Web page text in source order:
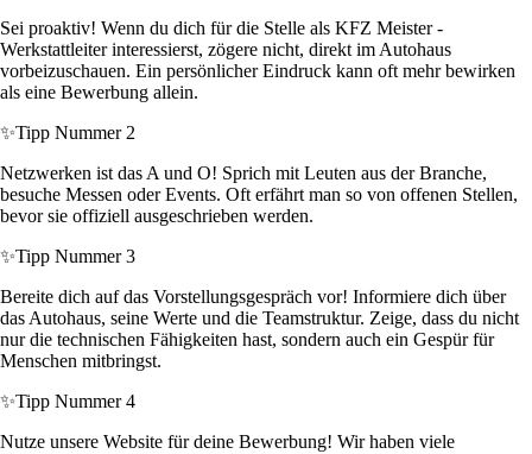
Sei proaktiv! Wenn du dich für die Stelle als KFZ Meister -
Werkstattleiter interessierst, zögere nicht, direkt im Autohaus
vorbeizuschauen. Ein persönlicher Eindruck kann oft mehr bewirken
als eine Bewerbung allein.
✨Tipp Nummer 2
Netzwerken ist das A und O! Sprich mit Leuten aus der Branche,
besuche Messen oder Events. Oft erfährt man so von offenen Stellen,
bevor sie offiziell ausgeschrieben werden.
✨Tipp Nummer 3
Bereite dich auf das Vorstellungsgespräch vor! Informiere dich über
das Autohaus, seine Werte und die Teamstruktur. Zeige, dass du nicht
nur die technischen Fähigkeiten hast, sondern auch ein Gespür für
Menschen mitbringst.
✨Tipp Nummer 4
Nutze unsere Website für deine Bewerbung! Wir haben viele